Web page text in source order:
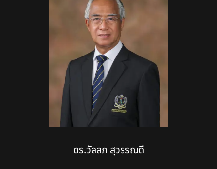
ผู้ช่วยอธิการบดี
บัณฑิตวิทยาลัย
คณบดี
ผู้อำนวยการ
หัวหน้าส่วนงาน
ดร.วัลลภ สุวรรณดี